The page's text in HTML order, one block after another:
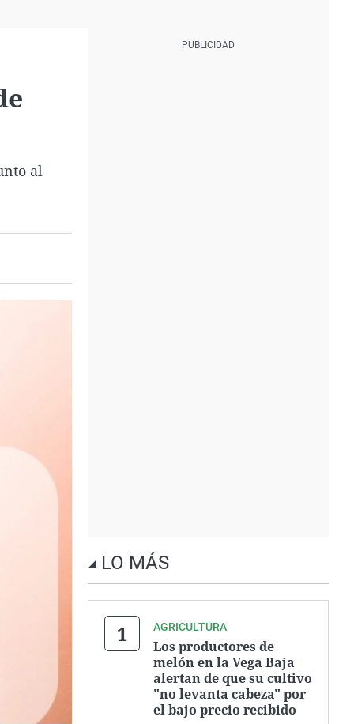
al
LO MÁS
AGRICULTURA
Los productores de
melón en la Vega Baja
alertan de que su cultivo
"no levanta cabeza" por
el bajo precio recibido